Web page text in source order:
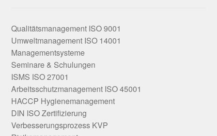
Qualitätsmanagement ISO 9001
Umweltmanagement ISO 14001
Managementsysteme
Seminare & Schulungen
ISMS ISO 27001
Arbeitsschutzmanagement ISO 45001
HACCP Hygienemanagement
DIN ISO Zertifizierung
Verbesserungsprozess KVP